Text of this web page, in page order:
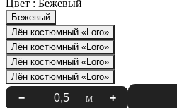
Цвет : Бежевый
Бежевый
Лён костюмный «Loro»
Лён костюмный «Loro»
Лён костюмный «Loro»
Лён костюмный «Loro»
− м +